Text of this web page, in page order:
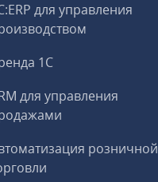
для управления
1С
для управления
розничной